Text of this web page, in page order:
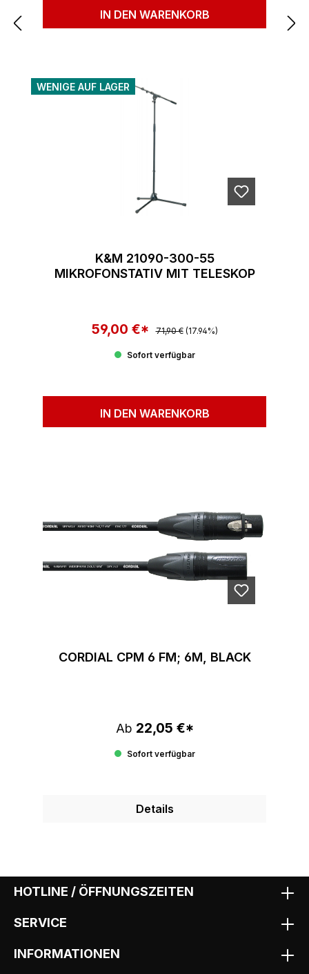
IN DEN WARENKORB
WENIGE AUF LAGER
K&M 21090-300-55
MIKROFONSTATIV MIT TELESKOP
Verkaufspreis:
59,00 €* Regulärer Preis:
71,90 € (17.94%)
Sofort verfügbar
IN DEN WARENKORB
CORDIAL CPM 6 FM; 6M, BLACK
Regulärer Preis:
Ab 22,05 €*
Sofort verfügbar
Details
HOTLINE / ÖFFNUNGSZEITEN
SERVICE
INFORMATIONEN